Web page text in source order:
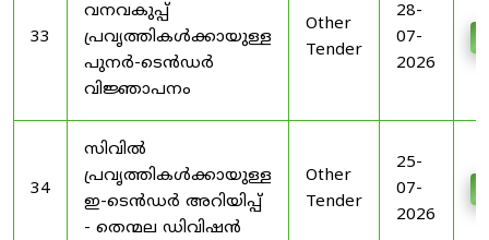
33
വനവകുപ്പ്
പ്രവൃത്തികൾക്കായുള്ള
പുനർ-ടെൻഡർ
വിജ്ഞാപനം
Other
Tender
28-
07-
2026
34
സിവിൽ
പ്രവൃത്തികൾക്കായുള്ള
ഇ-ടെൻഡർ അറിയിപ്പ്
- തെന്മല ഡിവിഷൻ
Other
Tender
25-
07-
2026